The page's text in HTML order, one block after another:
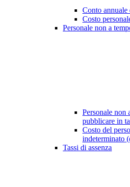
Conto annuale
Costo
Personale non a
Personale non
pubblicare in
Costo del
indeterminato
Tassi di assenza